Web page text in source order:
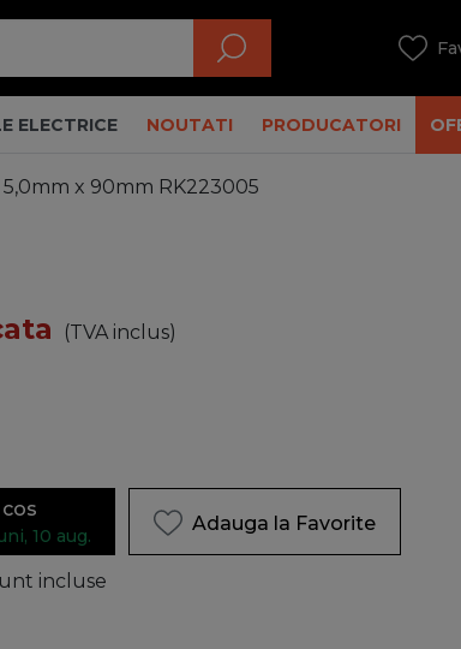
ELECTRICE NOUTATI PRODUCATORI
x 90mm RK223005
(TVA inclus)
10 aug.
Adauga la Favorite
incluse